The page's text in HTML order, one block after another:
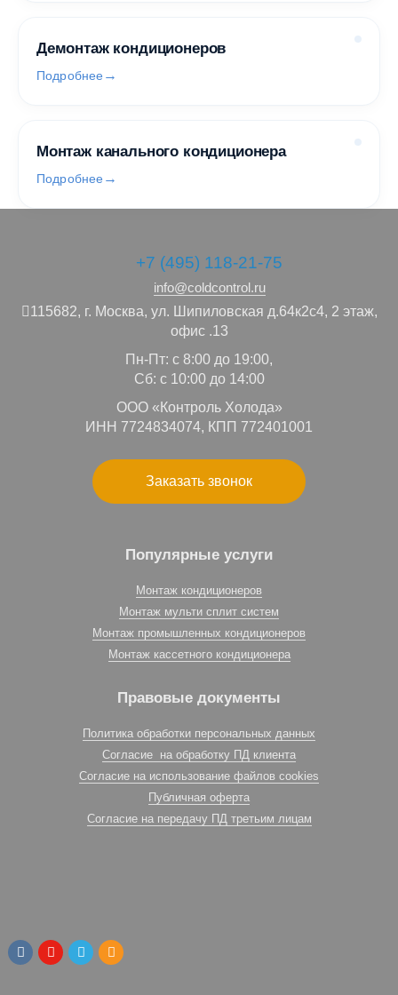
Демонтаж кондиционеров
Подробнее
Монтаж канального кондиционера
Подробнее
+7 (495) 118-21-75
info@coldcontrol.ru
115682, г. Москва, ул. Шипиловская д.64к2с4, 2 этаж,
офис .13
Пн-Пт: с 8:00 до 19:00,
Сб: с 10:00 до 14:00
ООО «Контроль Холода»
ИНН 7724834074, КПП 772401001
Заказать звонок
Популярные услуги
Монтаж кондиционеров
Монтаж мульти сплит систем
Монтаж промышленных кондиционеров
Монтаж кассетного кондиционера
Правовые документы
Политика обработки персональных данных
Согласие на обработку ПД клиента
Согласие на использование файлов cookies
Публичная оферта
Согласие на передачу ПД третьим лицам